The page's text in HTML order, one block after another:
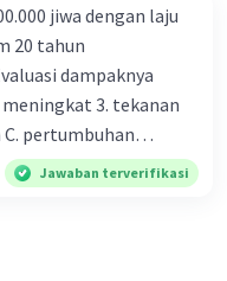
jiwa dengan laju
20 tahun
dampaknya
3. tekanan
pertumbuhan
D. tidak
penduduk penting
Jawaban terverifikasi